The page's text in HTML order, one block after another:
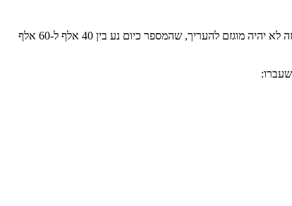
לא ידוע. זה "סוד מדינה". די ברור למה. אבל לפי קצב העלייה המבהיל בהיקף הצווים בין השנים 2009 עד 2016, זה לא יהיה מוגזם להעריך, שהמספר כיום נע בין 40 אלף ל-60 אלף